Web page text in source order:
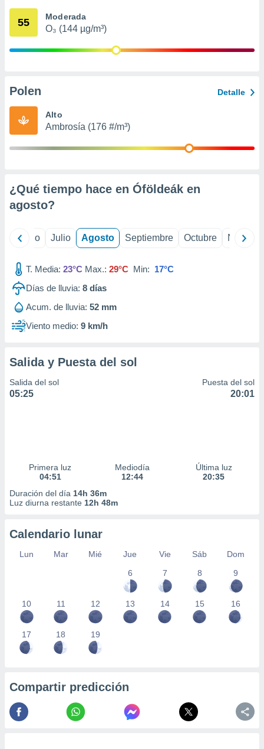
mediante
publicidad
de
55 Moderada
O₃ (144 µg/m³)
Polen Detalle
Alto
Ambrosía (176 #/m³)
¿Qué tiempo hace en Óföldeák en
agosto?
Junio Julio Agosto Septiembre Octubre
T. Media: 23°C Max.: 29°C Min: 17°C
Días de lluvia: 8 días
Acum. de lluvia: 52 mm
Viento medio: 9 km/h
Salida y Puesta del sol
Salida del sol
05:25
Puesta del sol
20:01
Primera luz
04:51
Mediodía
12:44
Última luz
20:35
Duración del día 14h 36m
Luz diurna restante 12h 48m
Calendario lunar
Lun Mar Mié Jue Vie Sáb
Dom
6
7 8 9
10 11 12 13 14 15 16
17 18 19
Compartir predicción